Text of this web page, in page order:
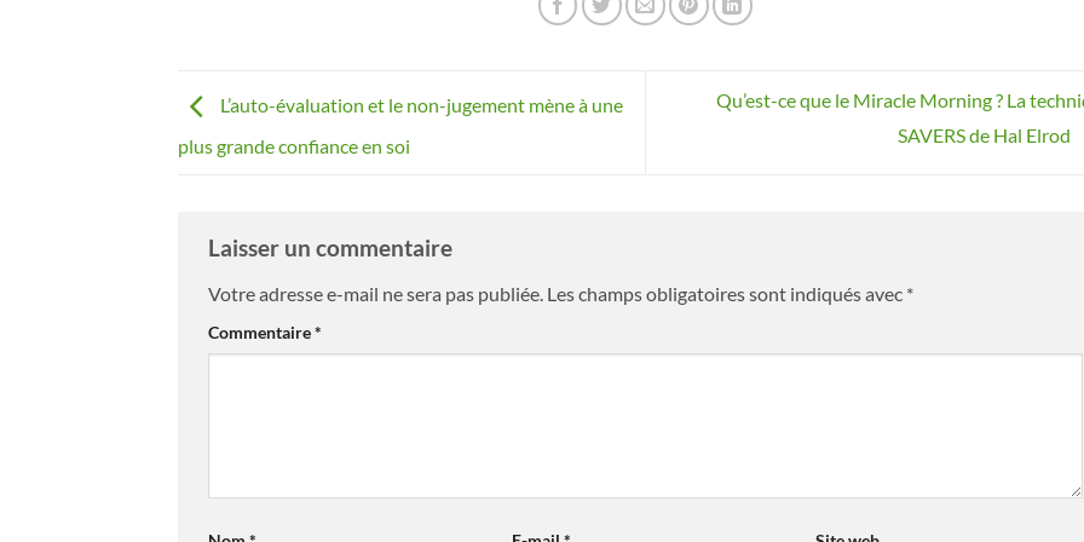
L’auto-évaluation et le non-jugement mène à une
plus grande confiance en soi
Qu’est-ce que le Miracle Morning ? La
SAVERS de Hal Elrod
Laisser un commentaire
Votre adresse e-mail ne sera pas publiée. Les champs obligatoires sont indiqués avec *
Commentaire*
Alternative: